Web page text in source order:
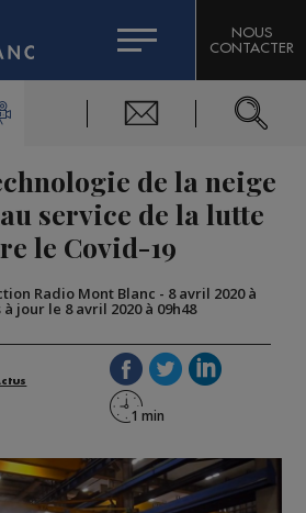
DE L'EXPERT
CITIZEN MACHINERY
DOMAINES SKIABLES
BIGARD
DU MONT-BLANC
NOUS
CONTACTER
de la neige
service de la lutte
le Covid-19
Radio Mont Blanc - 8 avril 2020 à
à jour le 8 avril 2020 à 09h48